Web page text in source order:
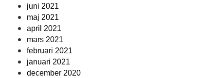
juni 2021
maj 2021
april 2021
mars 2021
februari 2021
januari 2021
december 2020